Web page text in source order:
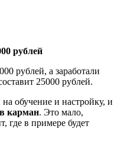
рублей
рублей, а заработали
25000 рублей.
обучение и настройку, и
в карман. Это мало,
где в примере будет